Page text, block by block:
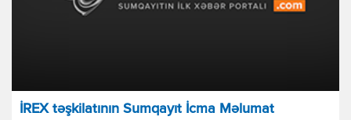
İREX təşkilatının Sumqayıt İcma Məlumat